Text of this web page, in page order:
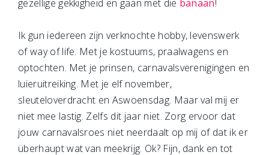
gezellige gekkigheid en gaan met die banaan!
Ik gun iedereen zijn verknochte hobby, levenswerk
of way of life. Met je kostuums, praalwagens en
optochten. Met je prinsen, carnavalsverenigingen en
luieruitreiking. Met je elf november,
sleuteloverdracht en Aswoensdag. Maar val mij er
niet mee lastig. Zelfs dit jaar niet. Zorg ervoor dat
jouw carnavalsroes niet neerdaalt op mij of dat ik er
überhaupt wat van meekrijg. Ok? Fijn, dank en tot